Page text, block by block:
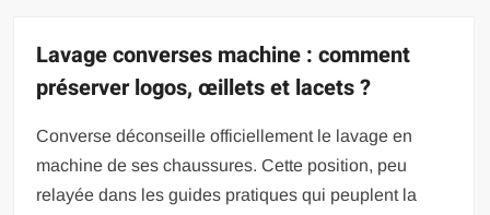
Lavage converses machine : comment
préserver logos, œillets et lacets ?
Converse déconseille officiellement le lavage en
machine de ses chaussures. Cette position, peu
relayée dans les guides pratiques qui peuplent la